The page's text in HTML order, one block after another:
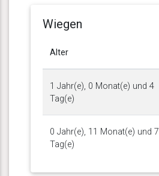
Wiegen
Alter
1 Jahr(e), 0 Monat(e) und 4
Tag(e)
0 Jahr(e), 11 Monat(e) und 7
Tag(e)